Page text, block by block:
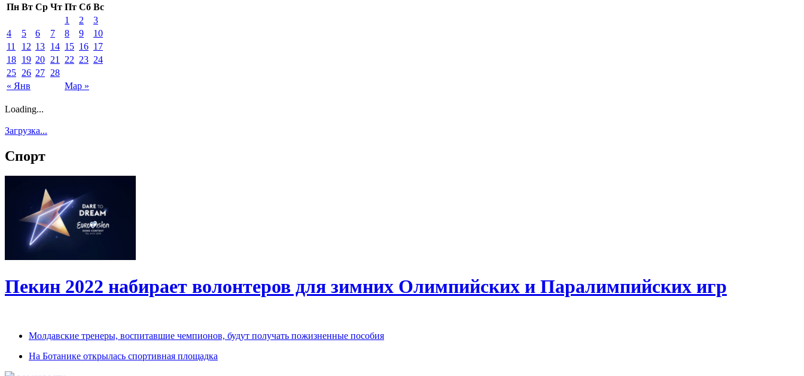
Пн Вт Ср Чт Пт Сб Вс
« Янв Мар »
1 2
3
4
5 6 7 8 9
10
11
12 13 14 15 16 17
18 19 20 21 22 23 24
25 26 27 28
Loading...
Загрузка...
Спорт
Пекин 2022 набирает волонтеров для зимних Олимпийских и Паралимпийских игр
Молдавские тренеры, воспитавшие чемпионов, будут получать пожизненные пособия
На Ботанике открылась спортивная площадка